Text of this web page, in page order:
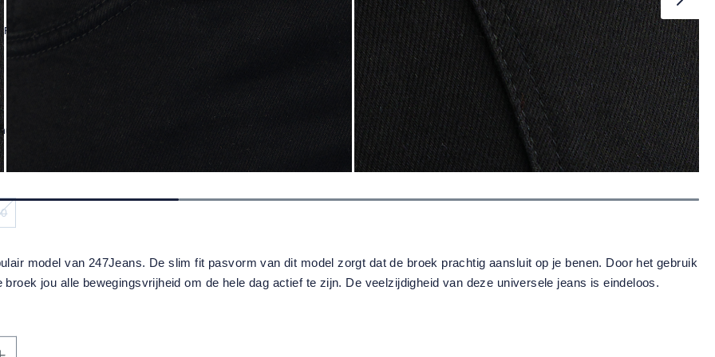
Slim SL61 Black
hoeveelheid in of gebruik de knoppen om de hoeveelheid te verhogen of te
model van 247Jeans. De slim fit pasvorm van dit model zorgt dat de broek prachtig aansluit op je benen. Door het gebruik
jou alle bewegingsvrijheid om de hele dag actief te zijn. De veelzijdigheid van deze universele jeans is eindeloos.